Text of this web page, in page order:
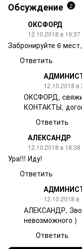
Обсуждение 2
ОКСФОРД
12.10.2018 в 19:37
Забронируйте 6
Ответить
12.10.2018 в
ОКСФОРД,
КОНТАКТЫ,
Ответить
АЛЕКСАНДР
12.10.2018 в 18:38
Ура!!! Иду!
Ответить
12.10.2018 в
АЛЕКСАНДР,
невозможного )
Ответить